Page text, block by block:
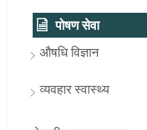
पोषण सेवा
औषधि विज्ञान
व्यवहार स्वास्थ्य